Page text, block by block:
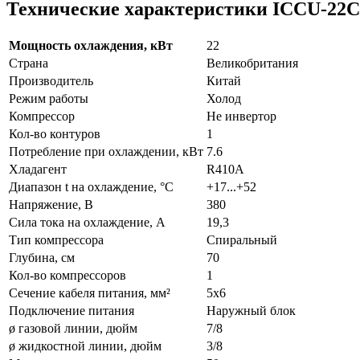
Технические характеристики ICCU-
Мощность охлаждения, кВт
22
Страна
Великобритания
Производитель
Китай
Режим работы
Холод
Компрессор
Не инвертор
Кол-во контуров
1
Потребление при охлаждении, кВт 7.6
Хладагент
R410A
Диапазон t на охлаждение, °С
+17...+52
Напряжение, В
380
Сила тока на охлаждение, А
19,3
Тип компрессора
Спиральный
Глубина, см
70
Кол-во компрессоров
1
Сечение кабеля питания, мм²
5x6
Подключение питания
Наружный блок
ø газовой линии, дюйм
7/8
ø жидкостной линии, дюйм
3/8